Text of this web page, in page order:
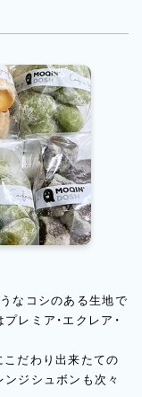
なコシのある生地で
レミア・エクレア・
こだわり出来たての
ジシュボンも次々